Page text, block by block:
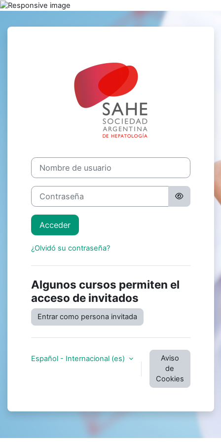
Entrar a
Nombre de usuario
Contraseña
Acceder
¿Olvidó su contraseña?
Algunos cursos permiten el
acceso de invitados
Entrar como persona invitada
Español - Internacional ‎(es)‎
Aviso
de
Cookies